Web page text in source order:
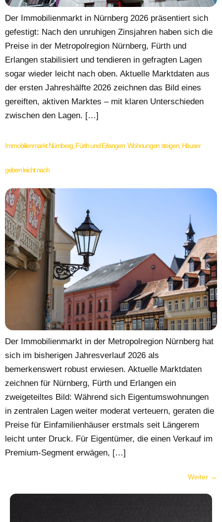
Der Immobilienmarkt in Nürnberg 2026 präsentiert sich
gefestigt: Nach den unruhigen Zinsjahren haben sich die
Preise in der Metropolregion Nürnberg, Fürth und
Erlangen stabilisiert und tendieren in gefragten Lagen
sogar wieder leicht nach oben. Aktuelle Marktdaten aus
der ersten Jahreshälfte 2026 zeichnen das Bild eines
gereiften, aktiven Marktes – mit klaren Unterschieden
zwischen den Lagen. […]
Immobilienmarkt Nürnberg, Fürth und Erlangen: Wohnungen steigen, Häuser
geben leicht nach
Der Immobilienmarkt in der Metropolregion Nürnberg hat
sich im bisherigen Jahresverlauf 2026 als
bemerkenswert robust erwiesen. Aktuelle Marktdaten
zeichnen für Nürnberg, Fürth und Erlangen ein
zweigeteiltes Bild: Während sich Eigentumswohnungen
in zentralen Lagen weiter moderat verteuern, geraten die
Preise für Einfamilienhäuser erstmals seit Längerem
leicht unter Druck. Für Eigentümer, die einen Verkauf im
Premium-Segment erwägen, […]
Weiter →